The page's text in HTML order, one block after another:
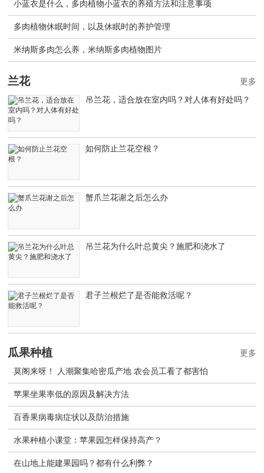
小蓝衣是什么，多肉植物小蓝衣的养殖方法和注意事项
多肉植物休眠时间，以及休眠时的养护管理
米纳斯多肉怎么养，米纳斯多肉植物图片
兰花
吊兰花，适合放在室内吗？对人体有好处吗？
如何防止兰花空根？
蟹爪兰花谢之后怎么办
吊兰花为什么叶总黄尖？施肥和浇水了
君子兰根烂了是否能救活呢？
更多
瓜果种植
莫阁来呀！ 人潮聚集哈密瓜产地 农会员工看了都害怕
苹果坐果率低的原因及解决方法
百香果病毒病症状以及防治措施
水果种植小课堂：苹果园怎样保持高产？
在山地上能建果园吗？都有什么利弊？
更多